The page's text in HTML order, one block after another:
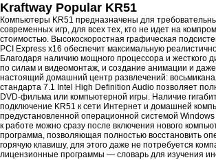
Kraftway Popular KR51
Компьютеры KR51 предназначены для
современных игр, для всех тех, кто не идет на
стоимостью. Высокоскоростная графическая
PCI Express x16 обеспечит максимальную
Благодаря наличию мощного процессора и жесткого
по силам и видеомонтаж, и создание анимации и даже
настоящий домашний центр развлечений:
стандарта 7.1 Intel High Definition Audio позволяет
DVD-фильма или компьютерной игры. Наличие
подключение KR51 к сети Интернет и домашней
предустановленной операционной системой
к работе можно сразу после включения нового
программа, позволяющая полностью восстановить
горячую клавишу, для этого даже не потребуется
лицензионные программы — словарь для изучения